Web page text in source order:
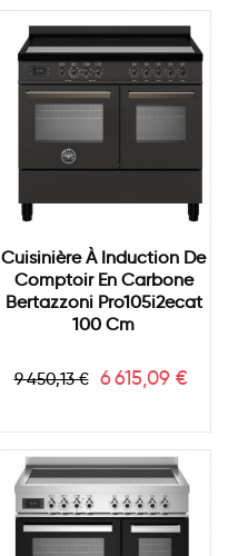
Cuisinière À Induction De
Comptoir En Carbone
Bertazzoni Pro105i2ecat
100 Cm
Prix
9 450,13 € Prix
6 615,09 €